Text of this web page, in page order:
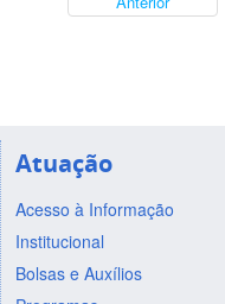
Atuação
Acesso à Informação
Institucional
Bolsas e Auxílios